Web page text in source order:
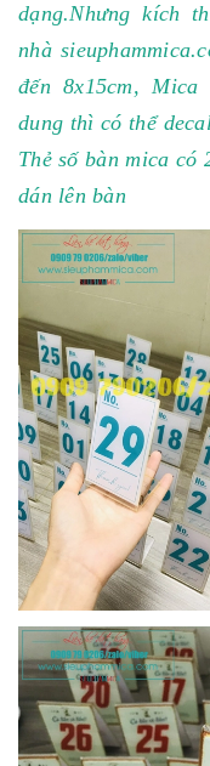
dạng.Nhưng kích
nhà
đến 8x15cm,
dung thì có thể
Thẻ số bàn mica có
dán lên bàn